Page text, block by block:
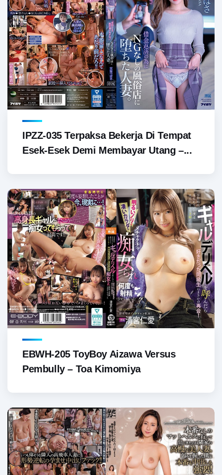
IPZZ-035 Terpaksa Bekerja Di Tempat
Esek-Esek Demi Membayar Utang –...
EBWH-205 ToyBoy Aizawa Versus
Pembully – Toa Kimomiya